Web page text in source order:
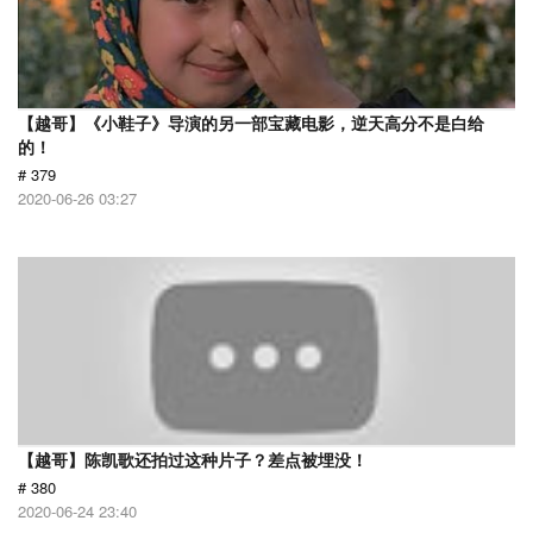
【越哥】《小鞋子》导演的另一部宝藏电影，逆天高分不是白给
的！
# 379
2020-06-26 03:27
【越哥】陈凯歌还拍过这种片子？差点被埋没！
# 380
2020-06-24 23:40